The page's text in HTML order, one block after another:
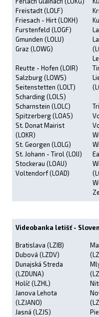
Freistadt (LOLF)
Friesach - Hirt (LOKH)
Furstenfeld (LOGF)
Gmunden (LOLU)
Graz (LOWG)
Reutte - Hofen (LOIR)
Salzburg (LOWS)
Seitenstetten (LOLT)
Scharding (LOLS)
Scharnstein (LOLC)
Spitzerberg (LOAS)
St. Donat Mairist
(LOKR)
St. Georgen (LOLG)
St. Johann - Tirol (LOIJ)
Stockerau (LOAU)
Voltendorf (LOAD)
Videobanka letišť -
Bratislava (LZIB)
Dubová (LZDV)
Dunajská Streda
(LZDUNA)
Holíč (LZHL)
Janova Lehota
(LZJANO)
Jasná (LZJS)